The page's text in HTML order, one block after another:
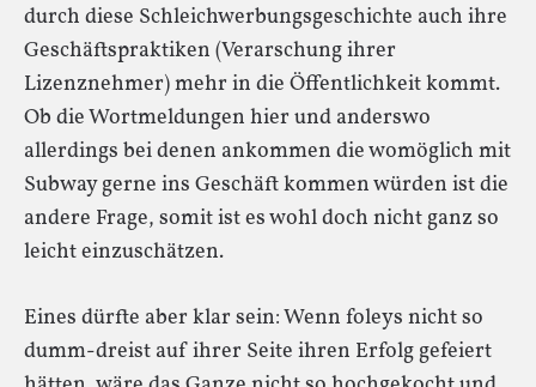
durch diese Schleichwerbungsgeschichte auch ihre
Geschäftspraktiken (Verarschung ihrer
Lizenznehmer) mehr in die Öffentlichkeit kommt.
Ob die Wortmeldungen hier und anderswo
allerdings bei denen ankommen die womöglich mit
Subway gerne ins Geschäft kommen würden ist die
andere Frage, somit ist es wohl doch nicht ganz so
leicht einzuschätzen.
Eines dürfte aber klar sein: Wenn foleys nicht so
dumm-dreist auf ihrer Seite ihren Erfolg gefeiert